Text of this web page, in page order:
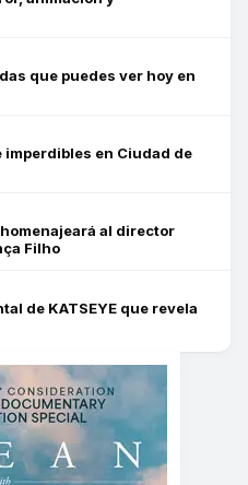
que puedes ver hoy en
en Ciudad de
al director
Filho
de KATSEYE que revela